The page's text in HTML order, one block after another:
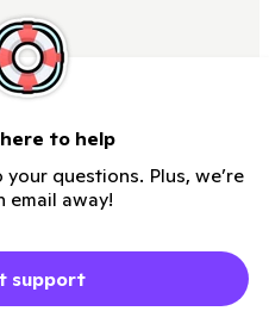
here to help
questions. Plus, we’re
email away!
support